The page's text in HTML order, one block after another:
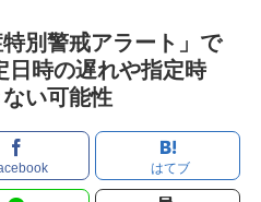
別警戒アラート」で
日時の遅れや指定時
い可能性
はてブ